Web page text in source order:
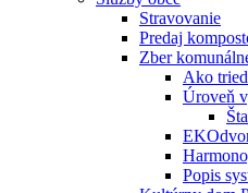
Stravovanie
Predaj
Zber
Ako
Úroveň
Popis